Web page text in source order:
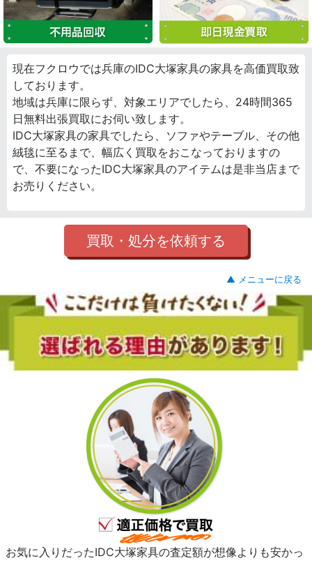
現在フクロウでは兵庫のIDC大塚家具の家具を高価買取致
しております。
地域は兵庫に限らず、対象エリアでしたら、24時間365
日無料出張買取にお伺い致します。
IDC大塚家具の家具でしたら、ソファやテーブル、その他
絨毯に至るまで、幅広く買取をおこなっておりますの
で、不要になったIDC大塚家具のアイテムは是非当店まで
お売りください。
買取・処分を依頼する
▲ メニューに戻る
お気に入りだったIDC大塚家具の査定額が想像よりも安かっ